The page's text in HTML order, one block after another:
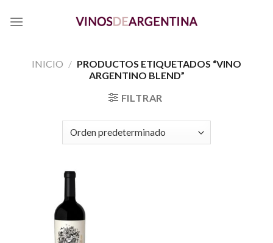
INICIO / PRODUCTOS ETIQUETADOS “VINO
ARGENTINO BLEND”
FILTRAR